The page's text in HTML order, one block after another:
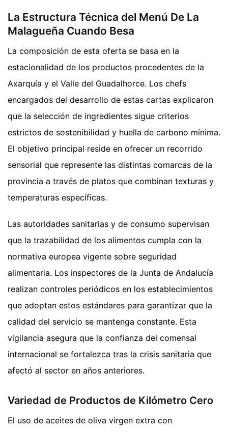
La Estructura Técnica del Menú De La
Malagueña Cuando Besa
La composición de esta oferta se basa en la
estacionalidad de los productos procedentes de la
Axarquía y el Valle del Guadalhorce. Los chefs
encargados del desarrollo de estas cartas explicaron
que la selección de ingredientes sigue criterios
estrictos de sostenibilidad y huella de carbono mínima.
El objetivo principal reside en ofrecer un recorrido
sensorial que represente las distintas comarcas de la
provincia a través de platos que combinan texturas y
temperaturas específicas.
Las autoridades sanitarias y de consumo supervisan
que la trazabilidad de los alimentos cumpla con la
normativa europea vigente sobre seguridad
alimentaria. Los inspectores de la Junta de Andalucía
realizan controles periódicos en los establecimientos
que adoptan estos estándares para garantizar que la
calidad del servicio se mantenga constante. Esta
vigilancia asegura que la confianza del comensal
internacional se fortalezca tras la crisis sanitaria que
afectó al sector en años anteriores.
Variedad de Productos de Kilómetro Cero
El uso de aceites de oliva virgen extra con